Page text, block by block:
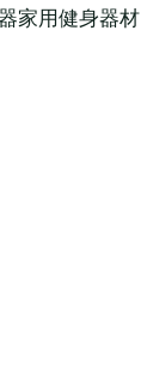
家用健身器材